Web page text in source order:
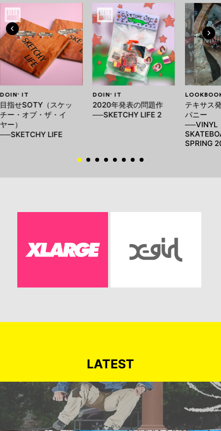
DOIN' IT
目指せSOTY（スケッ
チー・オブ・ザ・イ
ヤー）
──SKETCHY LIFE
DOIN' IT
2020年発表の問題作
──SKETCHY LIFE 2
テキサス
パニー
──VINYL
SPRING
LATEST